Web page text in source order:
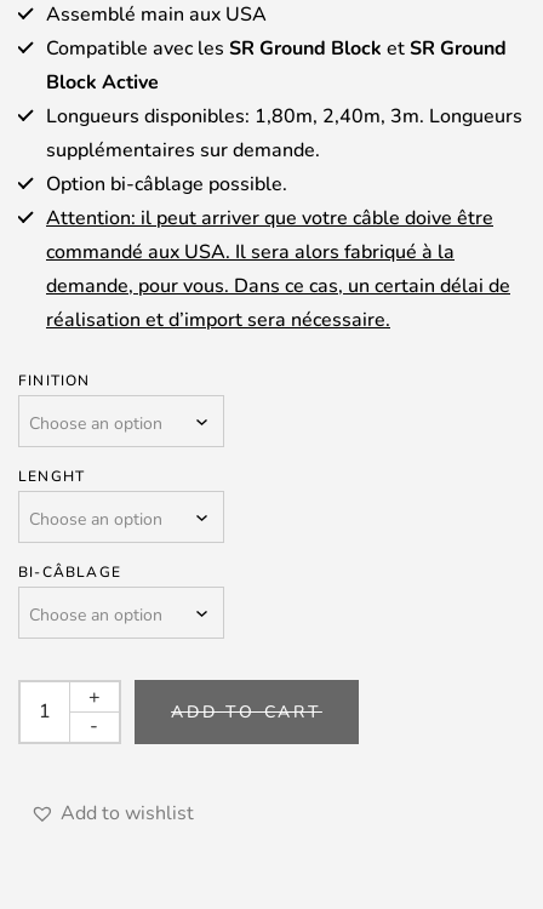
Assemblé main aux USA
Compatible avec les SR Ground Block etSR Ground
Block Active
Longueurs disponibles: 1,80m, 2,40m, 3m. Longueurs
supplémentaires sur demande.
Option bi-câblage possible.
Attention: il peut arriver que votre câble doive être
commandé aux USA. Il sera alors fabriqué à la
demande, pour vous. Dans ce cas, un certain délai de
réalisation et d’import sera nécessaire.
FINITION
LENGHT
BI-CÂBLAGE
SYNERGISTIC
RESEARCH
Haut
-
+
ADD TO CART
Add to wishlist